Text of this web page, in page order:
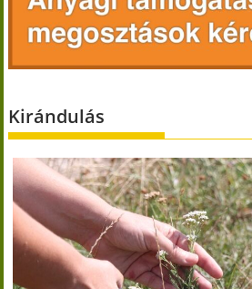
Kirándulás